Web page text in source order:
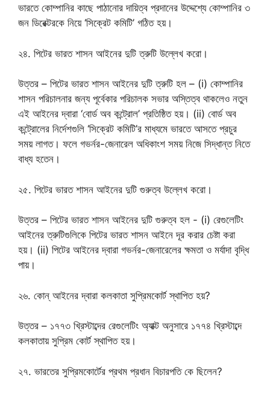
ভারতে কোম্পানির কাছে পাঠানোর দায়িত্ব প্রদানের উদ্দেশ্যে কোম্পানির ৩
জন ডিরেক্টরকে নিয়ে ‘সিক্রেট কমিটি’ গঠিত হয়।
২৪. পিটের ভারত শাসন আইনের দুটি ত্রুটি উল্লেখ করো।
উত্তর – পিটের ভারত শাসন আইনের দুটি ত্রুটি হল – (i) কোম্পানির
শাসন পরিচালনার জন্য পূর্বেকার পরিচালক সভার অস্তিত্ব থাকলেও নতুন
এই আইনের দ্বারা ‘বোর্ড অব কন্ট্রোল’ প্রতিষ্ঠিত হয়। (ii) বোর্ড অব
কন্ট্রোলের নির্দেশগুলি ‘সিক্রেট কমিটি’র মাধ্যমে ভারতে আসতে প্রচুর
সময় লাগত। ফলে গভর্নর-জেনারেল অধিকাংশ সময় নিজে সিদ্ধান্ত নিতে
বাধ্য হতেন।
২৫. পিটের ভারত শাসন আইনের দুটি গুরুত্ব উল্লেখ করো।
উত্তর – পিটের ভারত শাসন আইনের দুটি গুরুত্ব হল -‌ (i) রেগুলেটিং
আইনের ত্রুটিগুলিকে পিটের ভারত শাসন আইনে দূর করার চেষ্টা করা
হয়। (ii) পিটের আইনের দ্বারা গভর্নর-জেনারেলের ক্ষমতা ও মর্যাদা বৃদ্ধি
পায়।
২৬. কোন্ আইনের দ্বারা কলকাতা সুপ্রিমকোর্ট স্থাপিত হয়?
উত্তর – ১৭৭৩ খ্রিস্টাব্দের রেগুলেটিং অ্যাক্ট অনুসারে ১৭৭৪ খ্রিস্টাব্দে
কলকাতায় সুপ্রিম কোর্ট স্থাপিত হয়।
২৭. ভারতের সুপ্রিমকোর্টের প্রথম প্রধান বিচারপতি কে ছিলেন?